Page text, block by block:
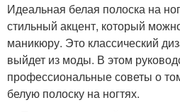
Идеальная белая полоска на
стильный акцент, который
маникюру. Это классический
выйдет из моды. В этом
профессиональные советы о
белую полоску на ногтях.